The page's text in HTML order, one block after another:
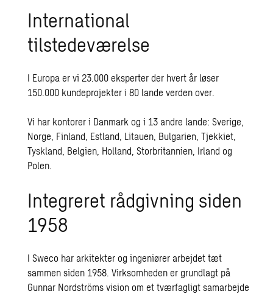
International
tilstedeværelse
I Europa er vi 23.000 eksperter der hvert år løser
150.000 kundeprojekter i 80 lande verden over.
Vi har kontorer i Danmark og i 13 andre lande: Sverige,
Norge, Finland, Estland, Litauen, Bulgarien, Tjekkiet,
Tyskland, Belgien, Holland, Storbritannien, Irland og
Polen.
Integreret rådgivning siden
1958
I Sweco har arkitekter og ingeniører arbejdet tæt
sammen siden 1958. Virksomheden er grundlagt på
Gunnar Nordströms vision om et tværfagligt samarbejde